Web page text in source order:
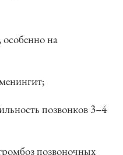
особенно на
позвонков 3–4
позвоночных